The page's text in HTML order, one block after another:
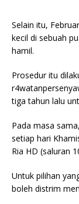
Selain itu,
kecil di sebuah
hamil.
Prosedur itu
tiga tahun lalu
Pada masa
setiap hari
Ria HD (saluran
Untuk pilihan
boleh distrim